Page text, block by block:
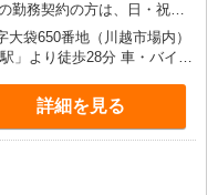
大袋650番地（川越市場内）
」より徒歩28分 車・バイ
詳細を見る